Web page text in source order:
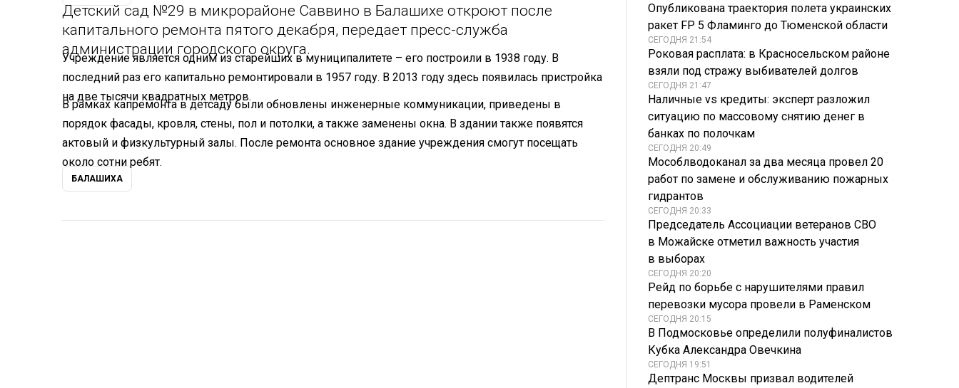
Детский сад №29 в микрорайоне Саввино в Балашихе откроют после
капитального ремонта пятого декабря, передает пресс-служба
администрации городского округа.
Учреждение является одним из старейших в муниципалитете – его построили в 1938 году. В
последний раз его капитально ремонтировали в 1957 году. В 2013 году здесь появилась пристройка
на две тысячи квадратных метров.
В рамках капремонта в детсаду были обновлены инженерные коммуникации, приведены в
порядок фасады, кровля, стены, пол и потолки, а также заменены окна. В здании также появятся
актовый и физкультурный залы. После ремонта основное здание учреждения смогут посещать
около сотни ребят.
БАЛАШИХА
Опубликована траектория полета украинских
ракет FP 5 Фламинго до Тюменской области
СЕГОДНЯ 21:54
Роковая расплата: в Красносельском районе
взяли под стражу выбивателей долгов
СЕГОДНЯ 21:47
Наличные vs кредиты: эксперт разложил
ситуацию по массовому снятию денег в
банках по полочкам
СЕГОДНЯ 20:49
Мособлводоканал за два месяца провел 20
работ по замене и обслуживанию пожарных
гидрантов
СЕГОДНЯ 20:33
Председатель Ассоциации ветеранов СВО
в Можайске отметил важность участия
в выборах
СЕГОДНЯ 20:20
Рейд по борьбе с нарушителями правил
перевозки мусора провели в Раменском
СЕГОДНЯ 20:15
В Подмосковье определили полуфиналистов
Кубка Александра Овечкина
СЕГОДНЯ 19:51
Дептранс Москвы призвал водителей